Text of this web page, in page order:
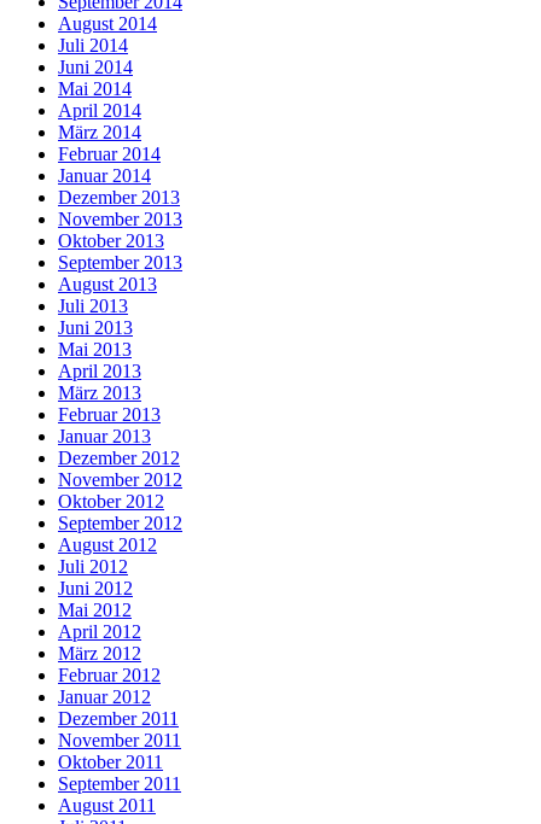
August 2014
Juli 2014
Juni 2014
Mai 2014
April 2014
März 2014
Februar 2014
Januar 2014
Dezember 2013
November 2013
Oktober 2013
September 2013
August 2013
Juli 2013
Juni 2013
Mai 2013
April 2013
März 2013
Februar 2013
Januar 2013
Dezember 2012
November 2012
Oktober 2012
September 2012
August 2012
Juli 2012
Juni 2012
Mai 2012
April 2012
März 2012
Februar 2012
Januar 2012
Dezember 2011
November 2011
Oktober 2011
September 2011
August 2011